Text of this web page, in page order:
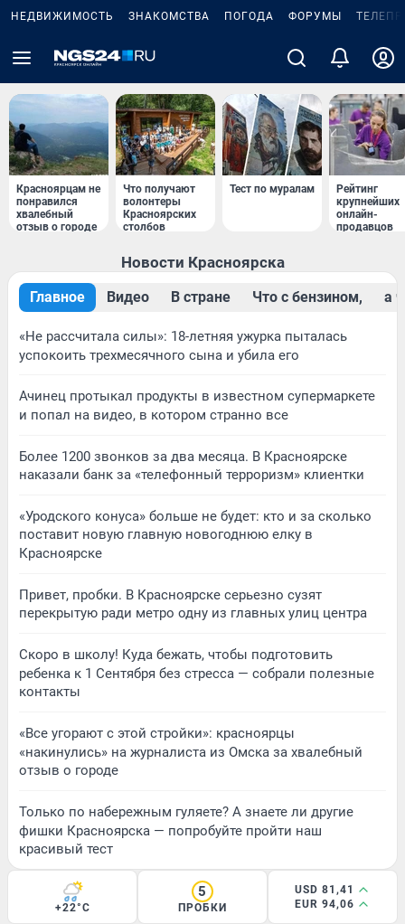
НЕДВИЖИМОСТЬ ЗНАКОМСТВА ПОГОДА ФОРУМЫ
Красноярцам не
понравился
хвалебный
отзыв о городе
Что получают
волонтеры
Красноярских
столбов
Тест по мурaлaм
Рейтинг
крупнейших
онлайн-
продавцов
Новости Красноярска
Главное Видео В стране Что с бензином, a
«Не рассчитала силы»: 18-летняя ужурка пыталась
успокоить трехмесячного сына и убила его
Ачинец протыкал продукты в известном супермаркете
и попал на видео, в котором странно все
Более 1200 звонков за два месяца. В Красноярске
наказали банк за «телефонный терроризм» клиентки
«Уродского конуса» больше не будет: кто и за сколько
поставит новую главную новогоднюю елку в
Красноярске
Привет, пробки. В Красноярске серьезно сузят
перекрытую ради метро одну из главных улиц центра
Скоро в школу! Куда бежать, чтобы подготовить
ребенка к 1 Сентября без стресса — собрали полезные
контакты
«Все угорают с этой стройки»: красноярцы
«накинулись» на журналиста из Омска за хвалебный
отзыв о городе
Только по набережным гуляете? А знаете ли другие
фишки Красноярска — попробуйте пройти наш
красивый тест
+22°C
5
ПРОБКИ
USD 81,41
EUR 94,06